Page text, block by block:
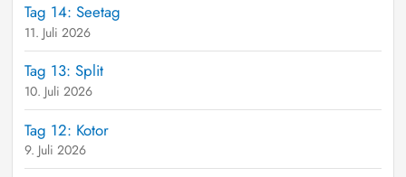
Tag 14: Seetag
11. Juli 2026
Tag 13: Split
10. Juli 2026
Tag 12: Kotor
9. Juli 2026